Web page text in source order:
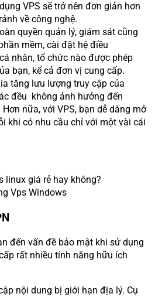
VPS sẽ trở nên đơn giản hơn
về công nghệ.
quyền quản lý, giám sát cũng
mềm, cài đặt hệ điều
nhân, tổ chức nào được phép
bạn, kể cả đơn vị cung cấp.
tăng lưu lượng truy cập của
đều không ảnh hưởng đến
nữa, với VPS, bạn dễ dàng mở
khi có nhu cầu chỉ với một vài cái
linux giá rẻ hay không?
Vps Windows
đến vấn đề bảo mật khi sử dụng
rất nhiều tính năng hữu ích
nội dung bị giới hạn địa lý. Cụ